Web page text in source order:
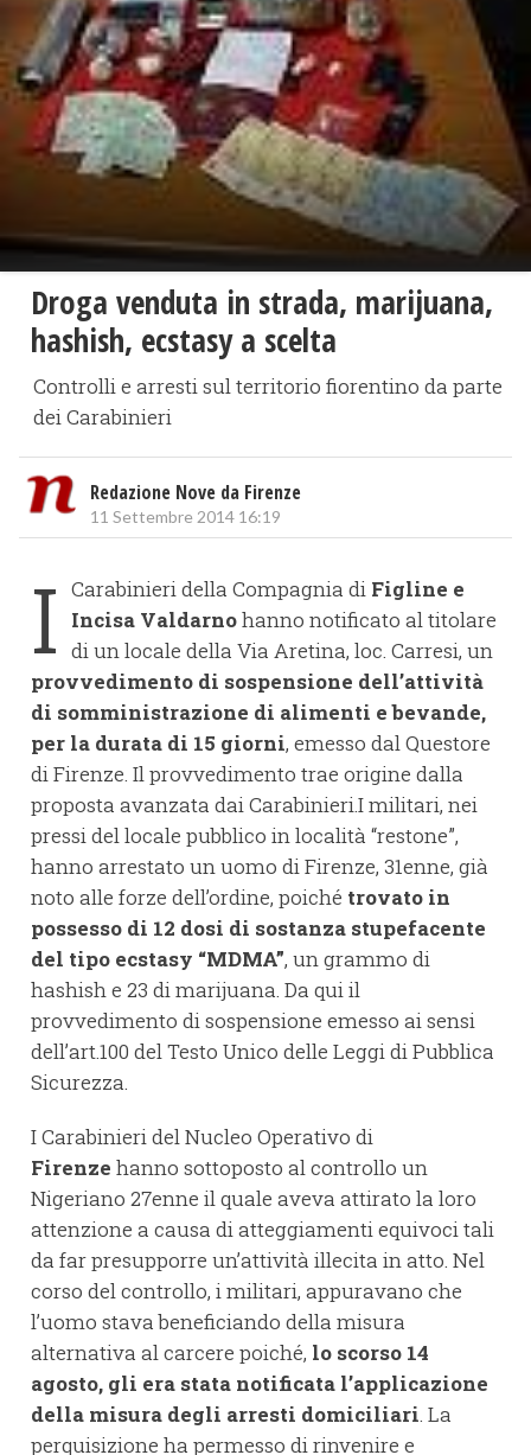
Droga venduta in strada, marijuana,
hashish, ecstasy a scelta
Controlli e arresti sul territorio fiorentino da parte
dei Carabinieri
Redazione Nove da Firenze
11 Settembre 2014 16:19
I Carabinieri della Compagnia di Figline e
Incisa Valdarnohanno notificato al titolare
di un locale della Via Aretina, loc. Carresi, un
provvedimento di sospensione dell’attività
di somministrazione di alimenti e bevande,
per la durata di 15 giorni, emesso dal Questore
di Firenze. Il provvedimento trae origine dalla
proposta avanzata dai Carabinieri.I militari, nei
pressi del locale pubblico in località “restone”,
hanno arrestato un uomo di Firenze, 31enne, già
noto alle forze dell’ordine, poiché trovato in
possesso di 12 dosi di sostanza stupefacente
del tipo ecstasy “MDMA”, un grammo di
hashish e 23 di marijuana. Da qui il
provvedimento di sospensione emesso ai sensi
dell’art.100 del Testo Unico delle Leggi di Pubblica
Sicurezza.
I Carabinieri del Nucleo Operativo di
Firenze hanno sottoposto al controllo un
Nigeriano 27enne il quale aveva attirato la loro
attenzione a causa di atteggiamenti equivoci tali
da far presupporre un’attività illecita in atto. Nel
corso del controllo, i militari, appuravano che
l’uomo stava beneficiando della misura
alternativa al carcere poiché, lo scorso 14
agosto, gli era stata notificata l’applicazione
della misura degli arresti domiciliari. La
perquisizione ha permesso di rinvenire e